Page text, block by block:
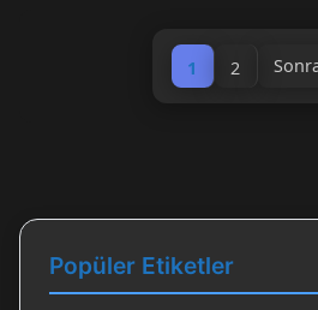
1 2
Popüler Etiketler